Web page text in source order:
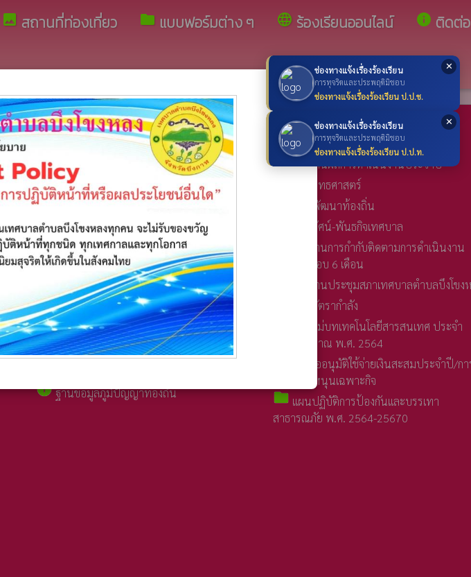
✕
ช่องทางแจ้งเรื่องร้องเรียน
การทุจริตและประพฤติมิชอบ
ช่องทางแจ้งเรื่องร้องเรียน ป.ป.ช.
✕
ช่องทางแจ้งเรื่องร้องเรียน
การทุจริตและประพฤติมิชอบ
ช่องทางแจ้งเรื่องร้องเรียน ป.ป.ท.
image สถานที่ท่องเที่ยว folder แบบฟอร์มต่าง ๆ language ร้องเรียนออนไลน์ info ติดต่อ
บริการข้อมูล
image สถานที่ท่องเที่ยว
publicศูนย์ข้อมูลข่าวสารของเทศบาลตำบลบึงโขง
หลง
folderประกาศจัดตั้งศูนย์ข้อมูลข่าวสารเทศบาล
folderสถานที่ติดต่อขอรับข้อมูลข่าวสารของ
ราชการ
แบบคำขอเอกสารราชการ
contact_phoneศูนย์ประสานงานการเลือกตั้งสมาชิกสภา
เทศบาลและนายกเทศมนตรีตำบลบึงโขงหลง
folderมาตรการเผยแพร่ข้อมูลต่อสาธารณะชน
folderกฎหมายเกี่ยวกับการติดตั้งป้ายโฆษณาหรือสิ่ง
infoฐานข้อมูลภูมิปัญญาท้องถิ่น
แผนการดำเนินงาน
folderแผนการดำเนินงานประจำปี
folderรายงานผลการดำเนินงานประจำปี
แผนยุทธศาสตร์
แผนพัฒนาท้องถิ่น
วิสัยทัศน์-พันธกิจเทศบาล
รายงานการกำกับติดตามการดำเนินงาน
ประจำปีรอบ 6 เดือน
รายงานประชุมสภาเทศบาลตำบลบึงโขง
แผนอัตรากำลัง
แผนแม่บทเทคโนโลยีสารสนเทศ ประจำ
ปีงบประมาณ พ.ศ. 2564
การขออนุมัติใช้จ่ายเงินสะสมประจำปี/กา
รับเงินอุดหนุนเฉพาะกิจ
folder แผนปฏิบัติการป้องกันและบรรเทา
สาธารณภัย พ.ศ. 2564-25670
×